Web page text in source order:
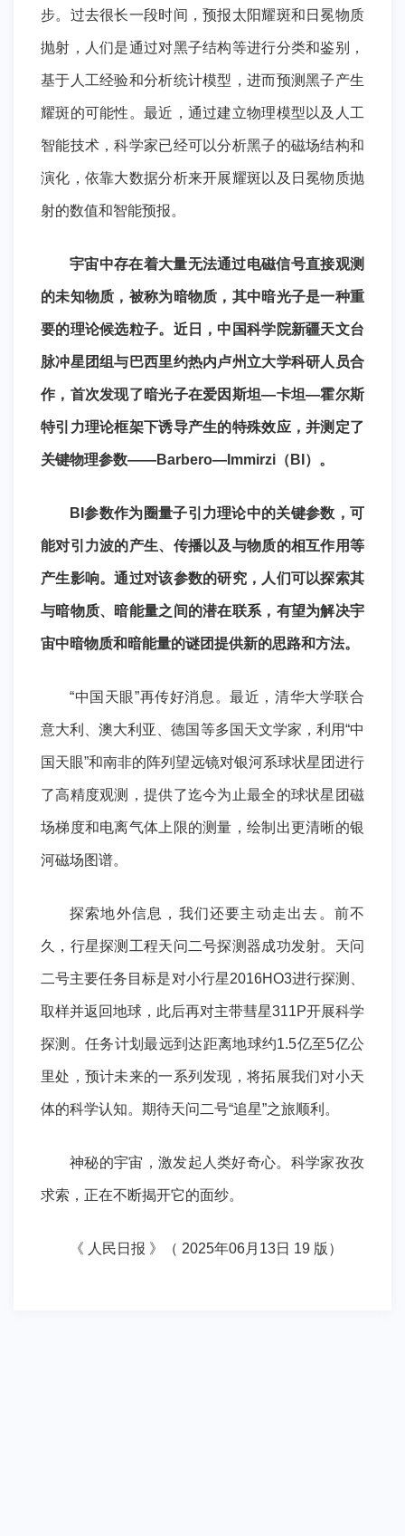
步。过去很长一段时间，预报太阳耀斑和日冕物质
抛射，人们是通过对黑子结构等进行分类和鉴别，
基于人工经验和分析统计模型，进而预测黑子产生
耀斑的可能性。最近，通过建立物理模型以及人工
智能技术，科学家已经可以分析黑子的磁场结构和
演化，依靠大数据分析来开展耀斑以及日冕物质抛
射的数值和智能预报。
宇宙中存在着大量无法通过电磁信号直接观测
的未知物质，被称为暗物质，其中暗光子是一种重
要的理论候选粒子。近日，中国科学院新疆天文台
脉冲星团组与巴西里约热内卢州立大学科研人员合
作，首次发现了暗光子在爱因斯坦—卡坦—霍尔斯
特引力理论框架下诱导产生的特殊效应，并测定了
关键物理参数——Barbero—Immirzi（BI）。
BI参数作为圈量子引力理论中的关键参数，可
能对引力波的产生、传播以及与物质的相互作用等
产生影响。通过对该参数的研究，人们可以探索其
与暗物质、暗能量之间的潜在联系，有望为解决宇
宙中暗物质和暗能量的谜团提供新的思路和方法。
“中国天眼”再传好消息。最近，清华大学联合
意大利、澳大利亚、德国等多国天文学家，利用“中
国天眼”和南非的阵列望远镜对银河系球状星团进行
了高精度观测，提供了迄今为止最全的球状星团磁
场梯度和电离气体上限的测量，绘制出更清晰的银
河磁场图谱。
探索地外信息，我们还要主动走出去。前不
久，行星探测工程天问二号探测器成功发射。天问
二号主要任务目标是对小行星2016HO3进行探测、
取样并返回地球，此后再对主带彗星311P开展科学
探测。任务计划最远到达距离地球约1.5亿至5亿公
里处，预计未来的一系列发现，将拓展我们对小天
体的科学认知。期待天问二号“追星”之旅顺利。
神秘的宇宙，激发起人类好奇心。科学家孜孜
求索，正在不断揭开它的面纱。
《 人民日报 》（ 2025年06月13日 19 版）